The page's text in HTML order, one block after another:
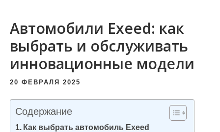
Автомобили Exeed: как
выбрать и обслуживать
инновационные модели
20 ФЕВРАЛЯ 2025
Содержание
Как выбрать автомобиль Exeed